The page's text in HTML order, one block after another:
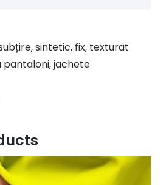
sintetic, fix, texturat
jachete